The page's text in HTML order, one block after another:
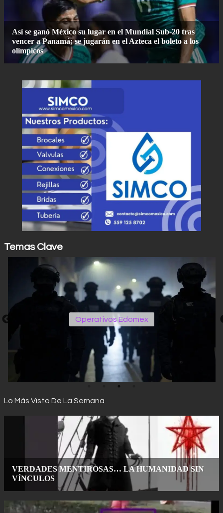
Temas Clave
Operativos Edomex
Lo Más Visto De La Semana